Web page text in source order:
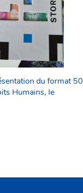
du format 50
Humains, le